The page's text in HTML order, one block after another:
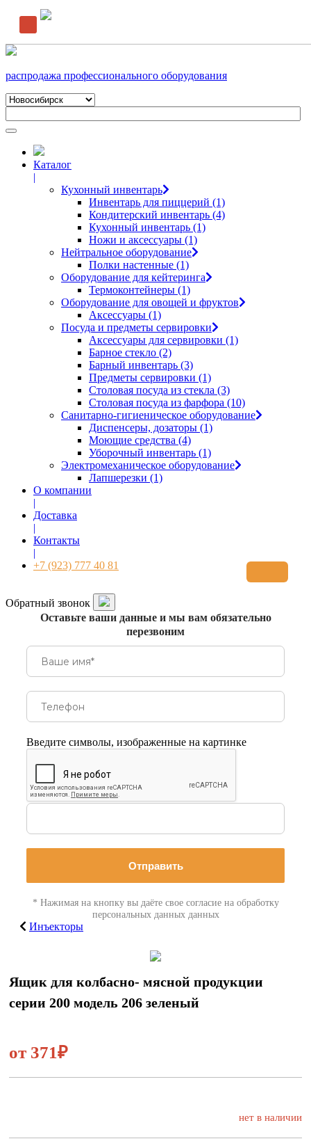
распродажа профессионального оборудования
Каталог
|
Кухонный инвентарь
Инвентарь для пиццерий (1)
Кондитерский инвентарь (4)
Кухонный инвентарь (1)
Ножи и аксессуары (1)
Нейтральное оборудование
Полки настенные (1)
Оборудование для кейтеринга
Термоконтейнеры (1)
Оборудование для овощей и фруктов
Аксессуары (1)
Посуда и предметы сервировки
Аксессуары для сервировки (1)
Барное стекло (2)
Барный инвентарь (3)
Предметы сервировки (1)
Столовая посуда из стекла (3)
Столовая посуда из фарфора (10)
Санитарно-гигиеническое оборудование
Диспенсеры, дозаторы (1)
Моющие средства (4)
Уборочный инвентарь (1)
Электромеханическое оборудование
Лапшерезки (1)
О компании
|
Доставка
|
Контакты
|
+7 (923) 777 40 81
Обратный звонок
Оставьте ваши данные и мы вам обязательно
перезвоним
Введите символы, изображенные на картинке
Отправить
* Нажимая на кнопку вы даёте свое согласие на обработку
персональных данных данных
Инъекторы
Ящик для колбасно- мясной продукции
серии 200 модель 206 зеленый
от 371₽
нет в наличии